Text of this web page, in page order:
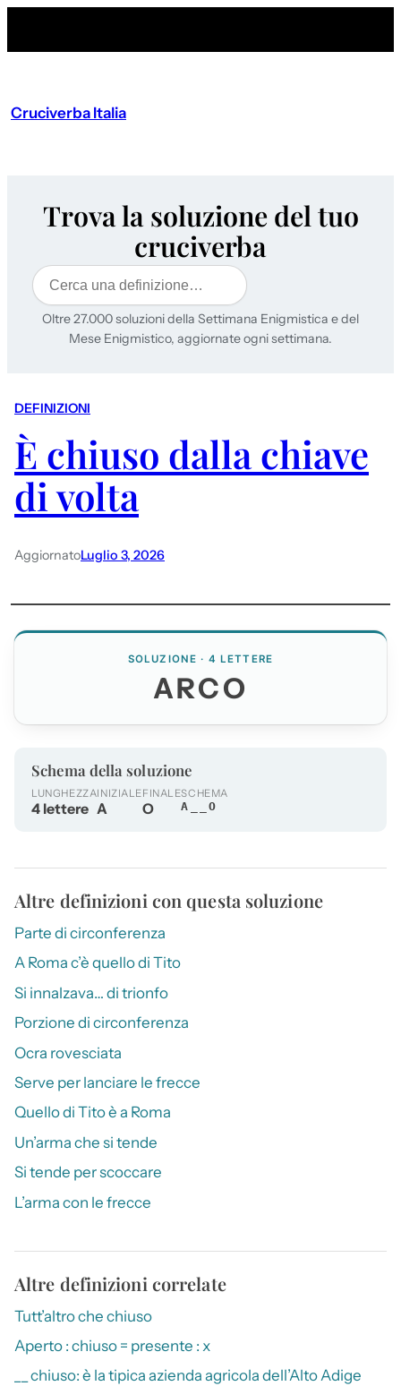
Cruciverba Italia
Trova la soluzione del tuo
cruciverba
Cerca
Oltre 27.000 soluzioni della Settimana Enigmistica e del
Mese Enigmistico, aggiornate ogni settimana.
DEFINIZIONI
È chiuso dalla chiave
di volta
AggiornatoLuglio 3, 2026
SOLUZIONE · 4 LETTERE
ARCO
Schema della soluzione
LUNGHEZZA
4 lettere
INIZIALE
A
FINALE
O
SCHEMA
A__O
Altre definizioni con questa soluzione
Parte di circonferenza
A Roma c’è quello di Tito
Si innalzava… di trionfo
Porzione di circonferenza
Ocra rovesciata
Serve per lanciare le frecce
Quello di Tito è a Roma
Un’arma che si tende
Si tende per scoccare
L’arma con le frecce
Altre definizioni correlate
Tutt’altro che chiuso
Aperto : chiuso = presente : x
__ chiuso: è la tipica azienda agricola dell’Alto Adige